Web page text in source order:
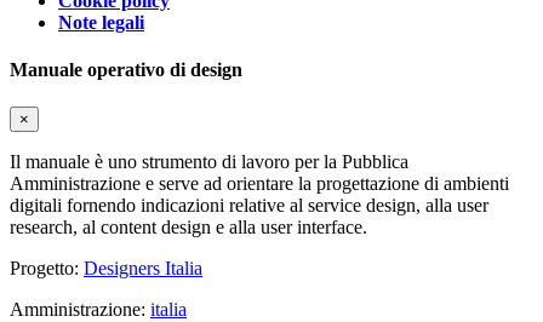
Note legali
Manuale operativo di design
×
Il manuale è uno strumento di lavoro per la Pubblica
Amministrazione e serve ad orientare la progettazione di ambienti
digitali fornendo indicazioni relative al service design, alla user
research, al content design e alla user interface.
Progetto: Designers Italia
Amministrazione: italia